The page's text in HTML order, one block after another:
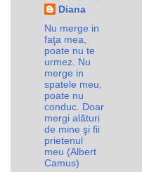
Diana
Nu merge in
faţa mea,
poate nu te
urmez. Nu
merge in
spatele meu,
poate nu
conduc. Doar
mergi alături
de mine şi fii
prietenul
meu (Albert
Camus)